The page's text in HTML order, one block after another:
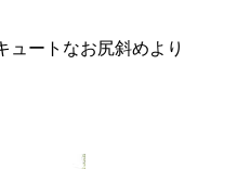
ュートなお尻斜めより